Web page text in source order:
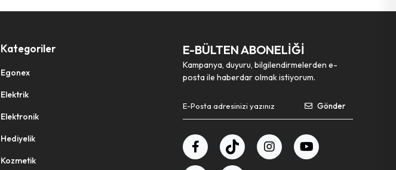
Kategoriler
Egonex
Elektrik
Elektronik
Hediyelik
Kozmetik
E-BÜLTEN ABONELİĞİ
Kampanya, duyuru, bilgilendirmelerden e-
posta ile haberdar olmak istiyorum.
Gönder